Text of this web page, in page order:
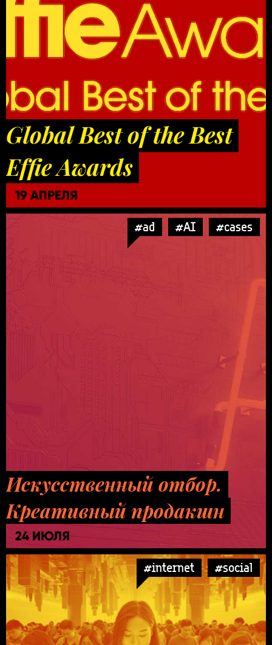
Global Best of the Best
Effie Awards
19 АПРЕЛЯ
#ad #AI #cases
Искусственный отбор.
Креативный продакшн
24 ИЮЛЯ
#internet #social